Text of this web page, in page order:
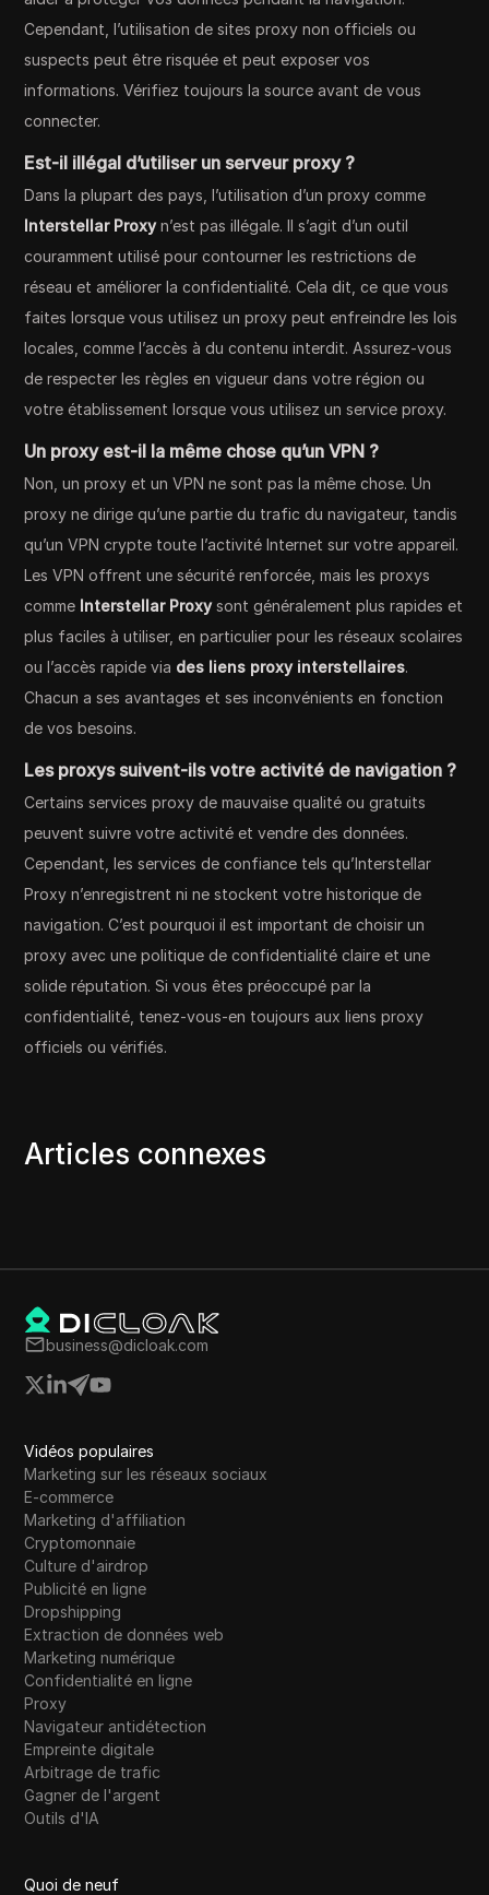
Cependant, l’utilisation de sites proxy non officiels ou
suspects peut être risquée et peut exposer vos
informations. Vérifiez toujours la source avant de vous
connecter.
Est-il illégal d’utiliser un serveur proxy ?
Dans la plupart des pays, l’utilisation d’un proxy comme
Interstellar Proxyn’est pas illégale. Il s’agit d’un outil
couramment utilisé pour contourner les restrictions de
réseau et améliorer la confidentialité. Cela dit, ce que vous
faites lorsque vous utilisez un proxy peut enfreindre les lois
locales, comme l’accès à du contenu interdit. Assurez-vous
de respecter les règles en vigueur dans votre région ou
votre établissement lorsque vous utilisez un service proxy.
Un proxy est-il la même chose qu’un VPN ?
Non, un proxy et un VPN ne sont pas la même chose. Un
proxy ne dirige qu’une partie du trafic du navigateur, tandis
qu’un VPN crypte toute l’activité Internet sur votre appareil.
Les VPN offrent une sécurité renforcée, mais les proxys
comme Interstellar Proxysont généralement plus rapides et
plus faciles à utiliser, en particulier pour les réseaux scolaires
ou l’accès rapide via des liens proxy interstellaires.
Chacun a ses avantages et ses inconvénients en fonction
de vos besoins.
Les proxys suivent-ils votre activité de navigation ?
Certains services proxy de mauvaise qualité ou gratuits
peuvent suivre votre activité et vendre des données.
Cependant, les services de confiance tels qu’Interstellar
Proxy n’enregistrent ni ne stockent votre historique de
navigation. C’est pourquoi il est important de choisir un
proxy avec une politique de confidentialité claire et une
solide réputation. Si vous êtes préoccupé par la
confidentialité, tenez-vous-en toujours aux liens proxy
officiels ou vérifiés.
Articles connexes
business@dicloak.com
Vidéos populaires
Marketing sur les réseaux sociaux
E-commerce
Marketing d'affiliation
Cryptomonnaie
Culture d'airdrop
Publicité en ligne
Dropshipping
Extraction de données web
Marketing numérique
Confidentialité en ligne
Proxy
Navigateur antidétection
Empreinte digitale
Arbitrage de trafic
Gagner de l'argent
Outils d'IA
Quoi de neuf